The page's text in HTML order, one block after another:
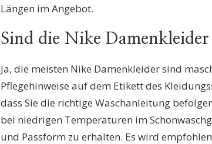
Längen im Angebot.
Sind die Nike
Ja, die meisten Nike Damenkleider sind
Pflegehinweise auf dem Etikett des
dass Sie die richtige Waschanleitung
bei niedrigen Temperaturen im
und Passform zu erhalten. Es wird